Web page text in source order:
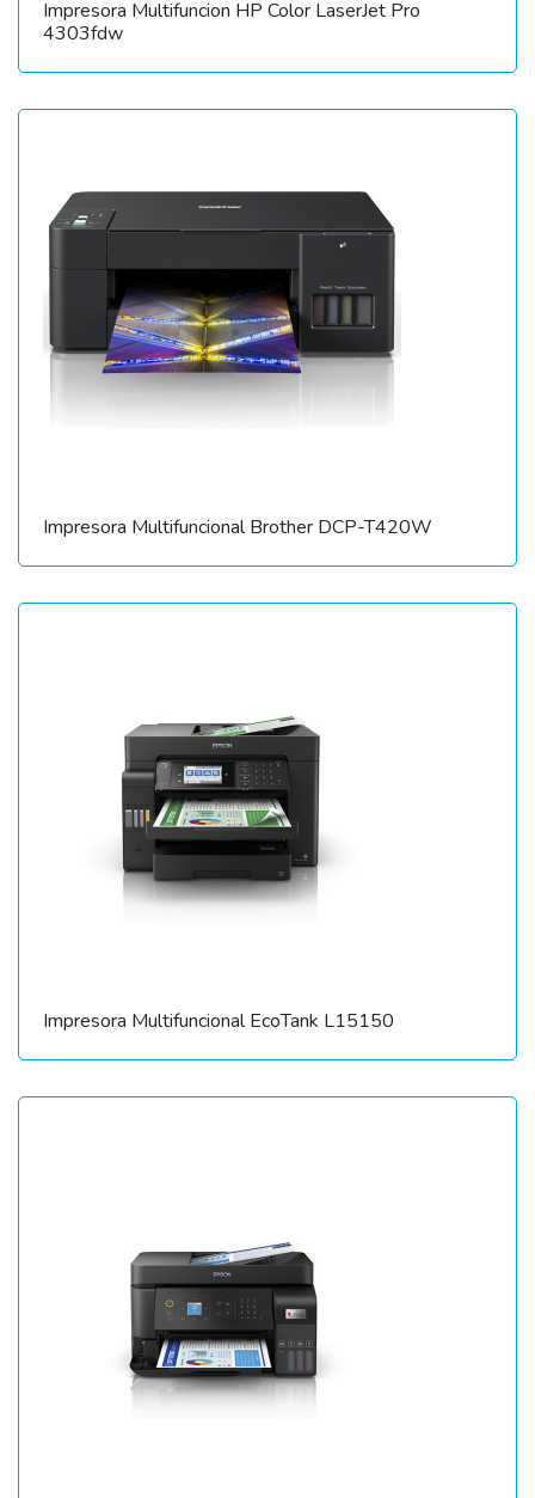
Impresora Multifuncion HP Color LaserJet Pro
4303fdw
Impresora Multifuncional Brother DCP-T420W
Impresora Multifuncional EcoTank L15150